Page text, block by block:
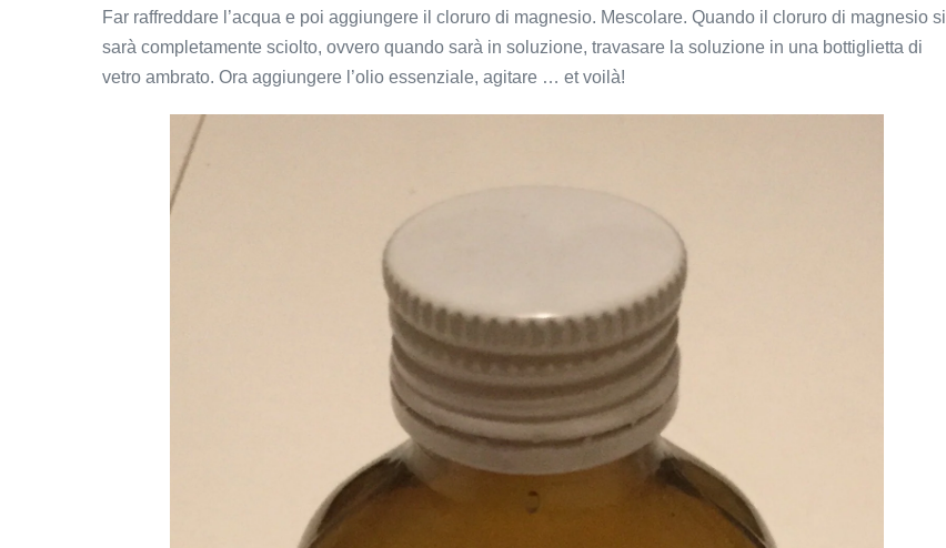
Far raffreddare l’acqua e poi aggiungere il cloruro di magnesio. Mescolare. Quando il cloruro di magnesio si
sarà completamente sciolto, ovvero quando sarà in soluzione, travasare la soluzione in una bottiglietta di
vetro ambrato. Ora aggiungere l’olio essenziale, agitare … et voilà!